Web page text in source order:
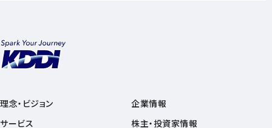
理念・ビジョン
サービス
企業情報
株主・投資家情報